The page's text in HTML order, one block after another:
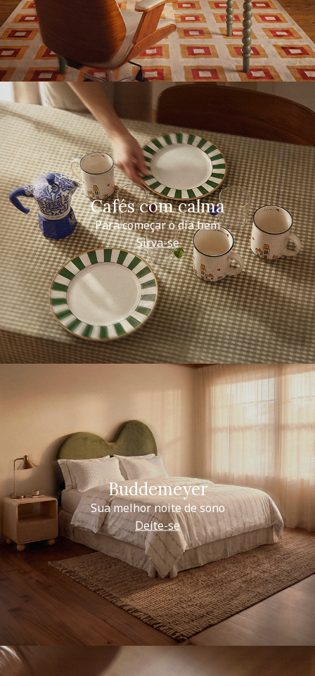
Cafés com calma
Para começar o dia bem
Sirva-se
Buddemeyer
Sua melhor noite de sono
Deite-se